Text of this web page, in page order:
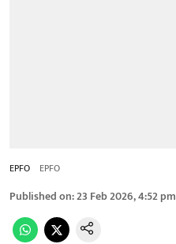
EPFO EPFO
Published on:23 Feb 2026, 4:52 pm